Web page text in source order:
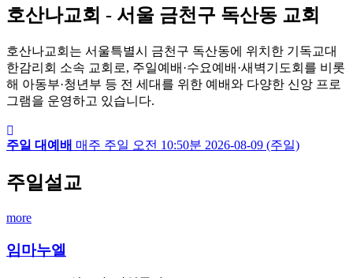
호산나교회 - 서울 금천구 독산동 교회
호산나교회는 서울특별시 금천구 독산동에 위치한 기독교대
한감리회 소속 교회로, 주일예배·수요예배·새벽기도회를 비롯
해 아동부·청년부 등 전 세대를 위한 예배와 다양한 신앙 프로
그램을 운영하고 있습니다.
주일 대예배 매주 주일 오전 10:50분 2026-08-09 (주일)
주일설교
more
임마누엘